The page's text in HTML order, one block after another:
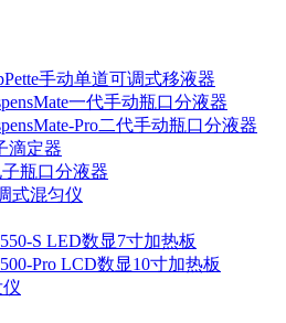
手动单道可调式移液器
一代手动瓶口分液器
Pro二代手动瓶口分液器
滴定器
瓶口分液器
式混匀仪
S LED数显7寸加热板
Pro LCD数显10寸加热板